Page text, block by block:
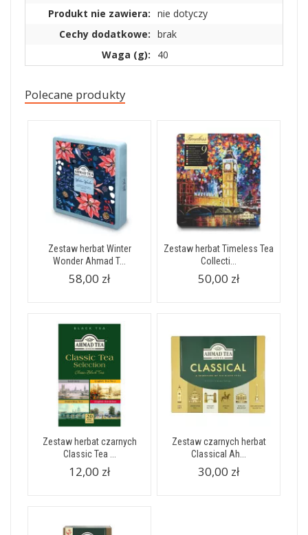
Produkt nie zawiera: nie dotyczy
Cechy dodatkowe: brak
Waga (g):
40
Polecane produkty
Zestaw herbat Winter
Wonder Ahmad T...
58,00 zł
Zestaw herbat Timeless Tea
Collecti...
50,00 zł
Zestaw herbat czarnych
Classic Tea ...
12,00 zł
Zestaw czarnych herbat
Classical Ah...
30,00 zł